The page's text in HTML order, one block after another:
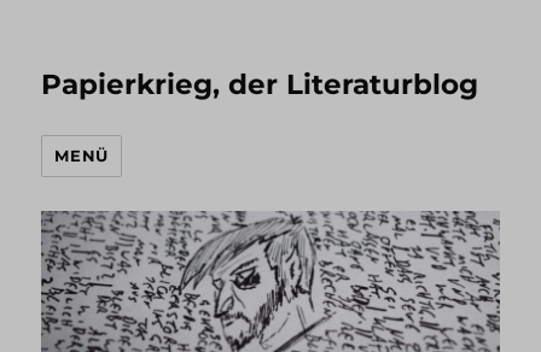
Papierkrieg, der Literaturblog
MENÜ